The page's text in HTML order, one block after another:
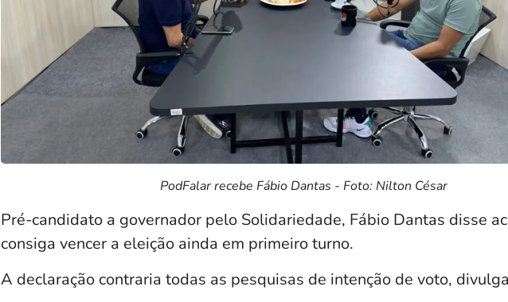
PodFalar recebe Fábio Dantas - Foto: Nilton César
Pré-candidato a governador pelo Solidariedade, Fábio Dantas disse
consiga vencer a eleição ainda em primeiro turno.
A declaração contraria todas as pesquisas de intenção de voto,